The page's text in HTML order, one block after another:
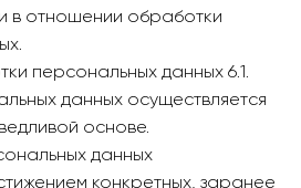
в отношении обработки
персональных данных 6.1.
данных осуществляется
основе.
данных
конкретных, заранее